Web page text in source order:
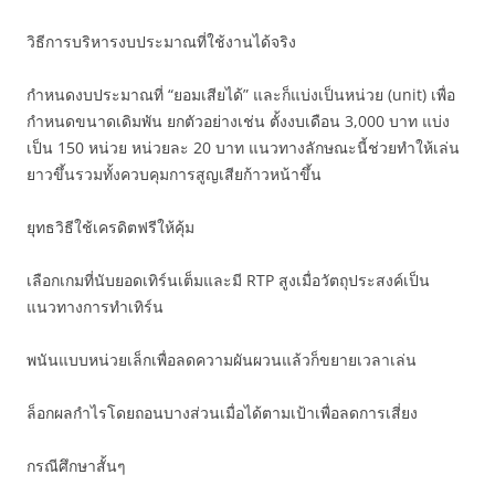
วิธีการบริหารงบประมาณที่ใช้งานได้จริง
กำหนดงบประมาณที่ “ยอมเสียได้” และก็แบ่งเป็นหน่วย (unit) เพื่อ
กำหนดขนาดเดิมพัน ยกตัวอย่างเช่น ตั้งงบเดือน 3,000 บาท แบ่ง
เป็น 150 หน่วย หน่วยละ 20 บาท แนวทางลักษณะนี้ช่วยทำให้เล่น
ยาวขึ้นรวมทั้งควบคุมการสูญเสียก้าวหน้าขึ้น
ยุทธวิธีใช้เครดิตฟรีให้คุ้ม
เลือกเกมที่นับยอดเทิร์นเต็มและมี RTP สูงเมื่อวัตถุประสงค์เป็น
แนวทางการทำเทิร์น
พนันแบบหน่วยเล็กเพื่อลดความผันผวนแล้วก็ขยายเวลาเล่น
ล็อกผลกำไรโดยถอนบางส่วนเมื่อได้ตามเป้าเพื่อลดการเสี่ยง
กรณีศึกษาสั้นๆ